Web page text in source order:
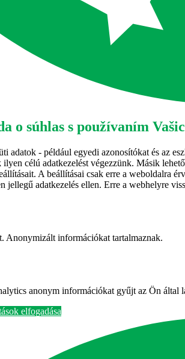
o súhlas s používaním
adatok - például egyedi azonosítókat és az
célú adatkezelést végezzünk. Másik
A beállításai csak erre a weboldalra
adatkezelés ellen. Erre a webhelyre
Anonymizált információkat tartalmaznak.
anonym információkat gyűjt az Ön által
elfogadása